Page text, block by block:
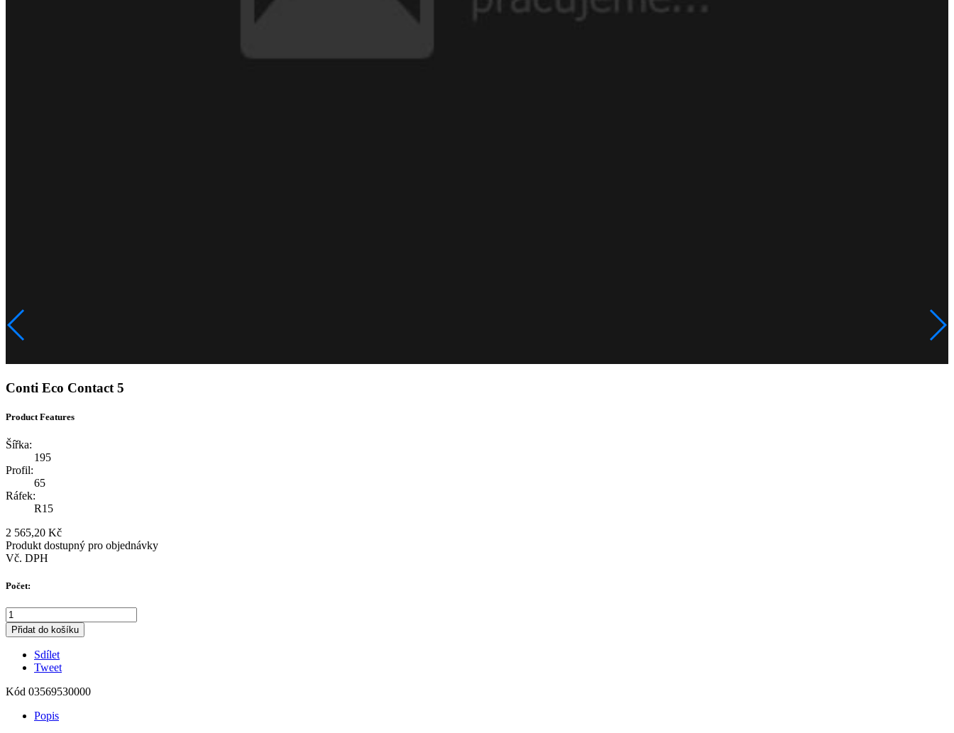
Conti Eco Contact 5
Product Features
Šířka:
195
Profil:
65
Ráfek:
R15
2 565,20 Kč
Produkt dostupný pro objednávky
Vč. DPH
Počet:
Přidat do košíku
Sdílet
Tweet
Kód 03569530000
Popis